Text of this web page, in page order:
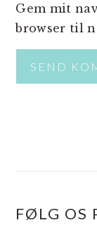
Gem mit
browser til
FØLG OS